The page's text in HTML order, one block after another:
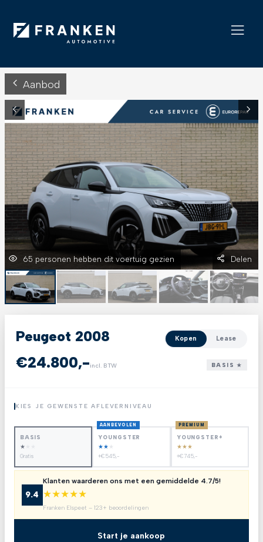
65 personen hebben dit voertuig gezien Delen
Aanbod
Peugeot 2008 Kopen Lease
€24.800,-incl. BTW BASIS ★
KIES JE GEWENSTE AFLEVERNIVEAU
BASIS
★
Gratis
AANBEVOLEN
YOUNGSTER
★★ ★
+€545,-
PREMIUM
YOUNGSTER+
★★★
+€745,-
9.4
Klanten waarderen ons met een gemiddelde 4.7/5!
★★★★★
Franken Elspeet – 123+ beoordelingen
Start je aankoop